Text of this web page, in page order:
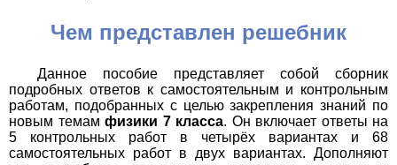
Чем представлен решебник
Данное пособие представляет собой сборник
подробных ответов к самостоятельным и контрольным
работам, подобранных с целью закрепления знаний по
новым темам физики 7 класса. Он включает ответы на
5 контрольных работ в четырёх вариантах и 68
самостоятельных работ в двух вариантах. Дополняют